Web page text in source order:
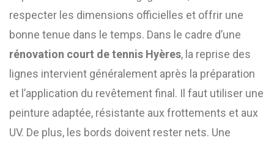
respecter les dimensions officielles et offrir une
bonne tenue dans le temps. Dans le cadre d’une
rénovation court de tennis Hyères, la reprise des
lignes intervient généralement après la préparation
et l’application du revêtement final. Il faut utiliser une
peinture adaptée, résistante aux frottements et aux
UV. De plus, les bords doivent rester nets. Une